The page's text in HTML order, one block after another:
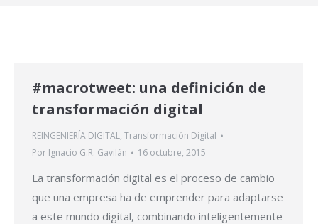
#macrotweet: una definición de
transformación digital
REINGENIERÍA DIGITAL, Transformación Digital
Por Ignacio G.R. Gavilán 16 octubre, 2015
La transformación digital es el proceso de cambio
que una empresa ha de emprender para adaptarse
a este mundo digital, combinando inteligentemente